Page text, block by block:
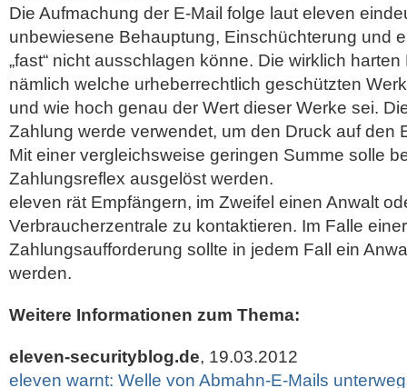
Die Aufmachung der E-Mail folge laut eleven
unbewiesene Behauptung, Einschüchterung und
„fast“ nicht ausschlagen könne. Die wirklich
nämlich welche urheberrechtlich geschützten
und wie hoch genau der Wert dieser Werke sei.
Zahlung werde verwendet, um den Druck auf den
Mit einer vergleichsweise geringen Summe solle
Zahlungsreflex ausgelöst werden.
eleven rät Empfängern, im Zweifel einen Anwalt
Verbraucherzentrale zu kontaktieren. Im Falle
Zahlungsaufforderung sollte in jedem Fall ein
werden.
Weitere Informationen zum Thema:
eleven-securityblog.de, 19.03.2012
eleven warnt: Welle von Abmahn-E-Mails